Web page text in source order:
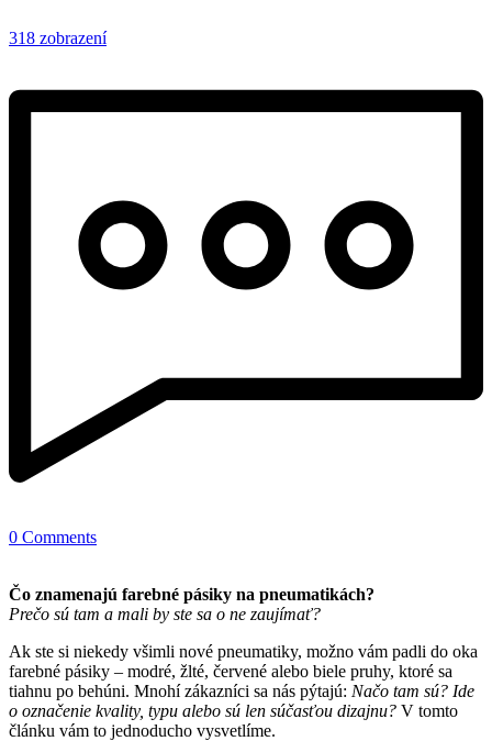
318 zobrazení
0 Comments
Čo znamenajú farebné pásiky na pneumatikách?
Prečo sú tam a mali by ste sa o ne zaujímať?
Ak ste si niekedy všimli nové pneumatiky, možno vám padli do oka
farebné pásiky – modré, žlté, červené alebo biele pruhy, ktoré sa
tiahnu po behúni. Mnohí zákazníci sa nás pýtajú: Načo tam sú? Ide
o označenie kvality, typu alebo sú len súčasťou dizajnu? V tomto
článku vám to jednoducho vysvetlíme.